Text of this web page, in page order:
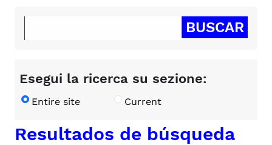
Esegui la ricerca su sezione:
Entire site Current
Resultados de búsqueda